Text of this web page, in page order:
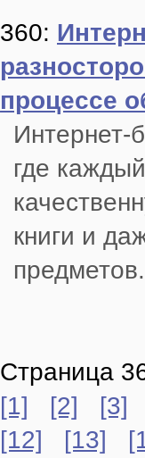
360:
процессе
Интернет-
где
книги и
предметов.
Страница
[1]
[2]
[3]
[12]
[13]